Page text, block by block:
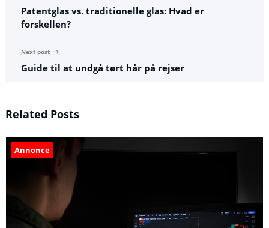
Patentglas vs. traditionelle glas: Hvad er
forskellen?
Next post
Guide til at undgå tørt hår på rejser
Related Posts
Annonce